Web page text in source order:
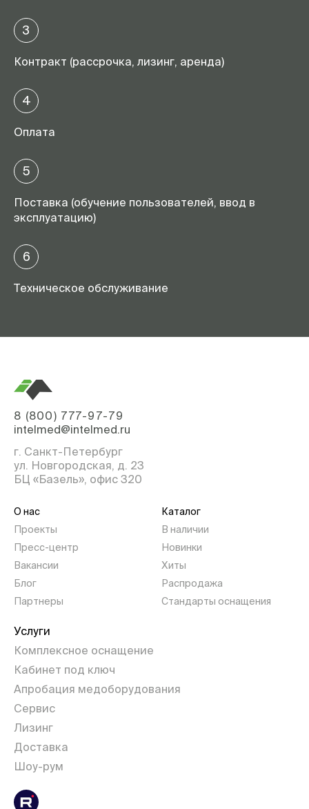
3
Контракт (рассрочка, лизинг, аренда)
4
Оплата
5
Поставка (обучение пользователей, ввод в
эксплуатацию)
6
Техническое обслуживание
8 (800) 777-97-79
intelmed@intelmed.ru
г. Санкт-Петербург
ул. Новгородская, д. 23
БЦ «Базель», офис 320
О нас
Проекты
Пресс-центр
Вакансии
Блог
Партнеры
Каталог
В наличии
Новинки
Хиты
Распродажа
Стандарты оснащения
Услуги
Комплексное оснащение
Кабинет под ключ
Апробация медоборудования
Сервис
Лизинг
Доставка
Шоу-рум